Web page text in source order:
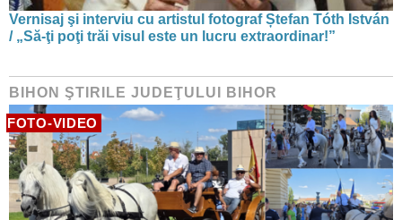
Vernisaj şi interviu cu artistul fotograf Ștefan Tóth István
/ „Să-ţi poţi trăi visul este un lucru extraordinar!”
BIHON ŞTIRILE JUDEŢULUI BIHOR
FOTO-VIDEO